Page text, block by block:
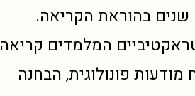
בעלת ניסיון של למעלה מ-15 שנים בהוראת הקריאה.
המלמדים קריאה
מודעות פונולוגית, הבחנה